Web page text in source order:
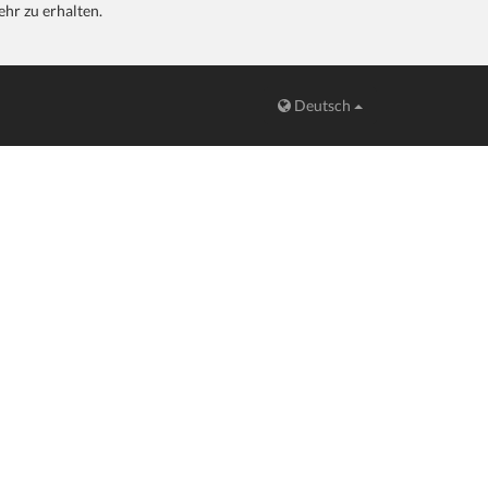
zu erhalten.
Deutsch